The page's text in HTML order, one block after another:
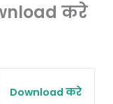
करे
Download करे